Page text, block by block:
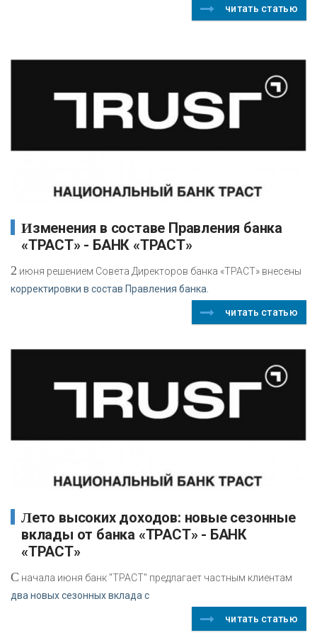
читать статью
Изменения в составе Правления банка
«ТРАСТ» - БАНК «ТРАСТ»
2 июня решением Совета Директоров банка «ТРАСТ» внесены
корректировки в состав Правления банка.
читать статью
Лето высоких доходов: новые сезонные
вклады от банка «ТРАСТ» - БАНК
«ТРАСТ»
С начала июня банк "ТРАСТ" предлагает частным клиентам
два новых сезонных вклада с
читать статью